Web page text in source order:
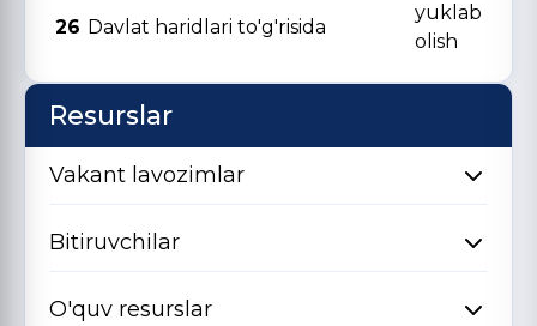
26 Davlat haridlari to'g'risida
yuklab
olish
Resurslar
Vakant lavozimlar
Bitiruvchilar
O'quv resurslar